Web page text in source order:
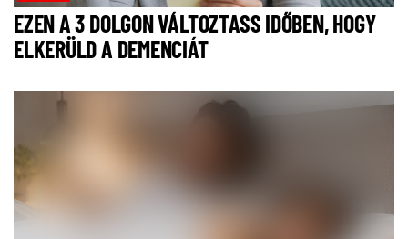
EZEN A 3 DOLGON VÁLTOZTASS IDŐBEN, HOGY
ELKERÜLD A DEMENCIÁT